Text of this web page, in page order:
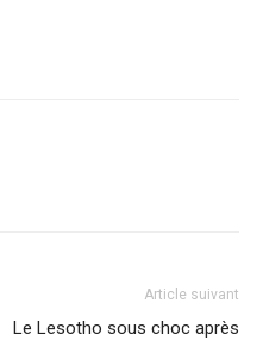
Article suivant
Le Lesotho sous choc après